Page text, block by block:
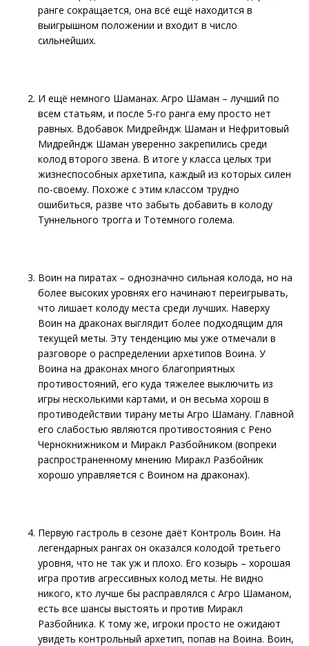
ранге сокращается, она всё ещё находится в
выигрышном положении и входит в число
сильнейших.
И ещё немного Шаманах. Агро Шаман – лучший по
всем статьям, и после 5-го ранга ему просто нет
равных. Вдобавок Мидрейндж Шаман и Нефритовый
Мидрейндж Шаман уверенно закрепились среди
колод второго звена. В итоге у класса целых три
жизнеспособных архетипа, каждый из которых силен
по-своему. Похоже с этим классом трудно
ошибиться, разве что забыть добавить в колоду
Туннельного трогга и Тотемного голема.
Воин на пиратах – однозначно сильная колода, но на
более высоких уровнях его начинают переигрывать,
что лишает колоду места среди лучших. Наверху
Воин на драконах выглядит более подходящим для
текущей меты. Эту тенденцию мы уже отмечали в
разговоре о распределении архетипов Воина. У
Воина на драконах много благоприятных
противостояний, его куда тяжелее выключить из
игры несколькими картами, и он весьма хорош в
противодействии тирану меты Агро Шаману. Главной
его слабостью являются противостояния с Рено
Чернокнижником и Миракл Разбойником (вопреки
распространенному мнению Миракл Разбойник
хорошо управляется с Воином на драконах).
Первую гастроль в сезоне даёт Контроль Воин. На
легендарных рангах он оказался колодой третьего
уровня, что не так уж и плохо. Его козырь – хорошая
игра против агрессивных колод меты. Не видно
никого, кто лучше бы расправлялся с Агро Шаманом,
есть все шансы выстоять и против Миракл
Разбойника. К тому же, игроки просто не ожидают
увидеть контрольный архетип, попав на Воина. Воин,